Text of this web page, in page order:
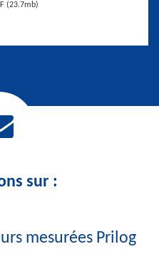
(23.7mb)
sur :
mesurées Prilog